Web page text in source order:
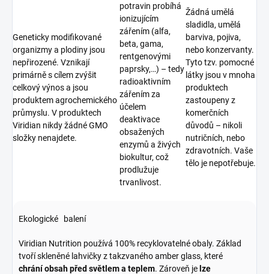
Geneticky modifikované
organizmy a plodiny jsou
nepřirozené. Vznikají
primárně s cílem zvýšit
celkový výnos a jsou
produktem agrochemického
průmyslu. V produktech
Viridian nikdy žádné GMO
složky nenajdete.
potravin probíhá
ionizujícím
zářením (alfa,
beta, gama,
rentgenovými
paprsky,…) – tedy
radioaktivním
zářením za
účelem
deaktivace
obsažených
enzymů a živých
biokultur, což
prodlužuje
trvanlivost.
Žádná umělá
sladidla, umělá
barviva, pojiva,
nebo konzervanty.
Tyto tzv. pomocné
látky jsou v mnoha
produktech
zastoupeny z
komerčních
důvodů – nikoli
nutričních, nebo
zdravotních. Vaše
tělo je nepotřebuje.
Ekologické balení
Viridian Nutrition používá 100% recyklovatelné obaly. Základ
tvoří skleněné lahvičky z takzvaného amber glass, které
chrání obsah před světlem a teplem. Zároveň je lze